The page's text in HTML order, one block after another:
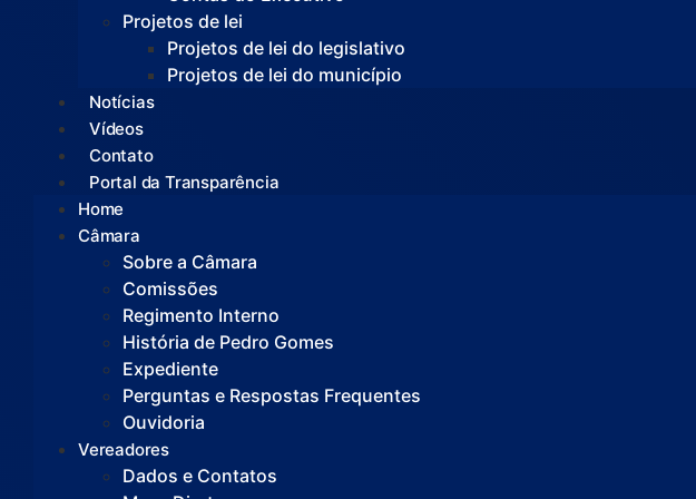
Projetos de lei
Projetos de lei do legislativo
Projetos de lei do município
Notícias
Vídeos
Contato
Portal da Transparência
Home
Câmara
Sobre a Câmara
Comissões
Regimento Interno
História de Pedro Gomes
Expediente
Perguntas e Respostas Frequentes
Ouvidoria
Vereadores
Dados e Contatos